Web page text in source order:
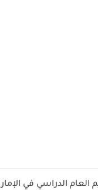
الدراسي في الإمارات 2026 – 2027 -